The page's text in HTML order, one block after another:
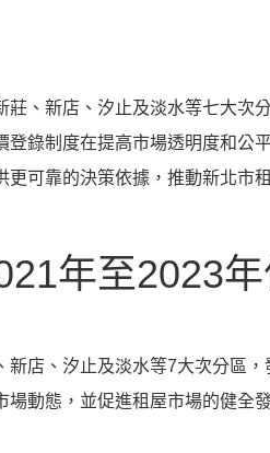
、新店、汐止及淡水等七大次
錄制度在提高市場透明度和公
可靠的決策依據，推動新北市
年至2023
店、汐止及淡水等7大次分區
動態，並促進租屋市場的健全